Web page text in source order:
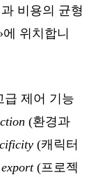
비용의 균형
위치합니
급 제어 기능
(환경과
(캐릭터
export(프로젝